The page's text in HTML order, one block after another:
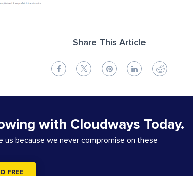
Share This Article
with Cloudways Today.
us because we never compromise on these
FREE